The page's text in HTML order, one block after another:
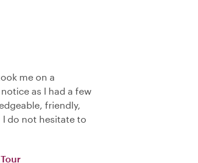
me on a
as I had a few
friendly,
do not hesitate to